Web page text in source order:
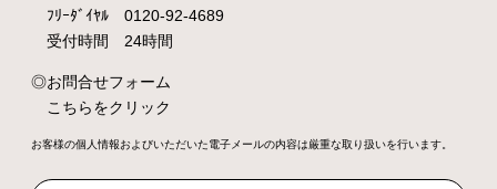
ﾌﾘｰﾀﾞｲﾔﾙ 0120-92-4689
受付時間 24時間
お問合せフォーム
こちらをクリック
お客様の個人情報およびいただいた電子メールの内容は厳重な取り扱いを行います。